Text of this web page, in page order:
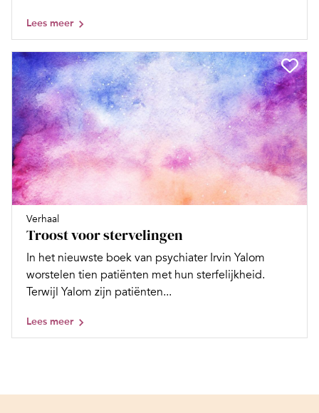
Lees meer
Verhaal
Troost voor stervelingen
In het nieuwste boek van psychiater Irvin Yalom
worstelen tien patiënten met hun sterfelijkheid.
Terwijl Yalom zijn patiënten...
Lees meer